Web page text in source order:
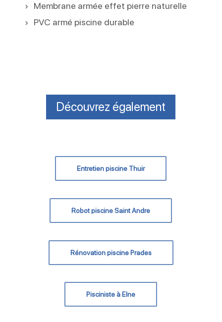
Membrane armée effet pierre naturelle
PVC armé piscine durable
Découvrez également
Entretien piscine Thuir
Robot piscine Saint Andre
Rénovation piscine Prades
Pisciniste à Elne